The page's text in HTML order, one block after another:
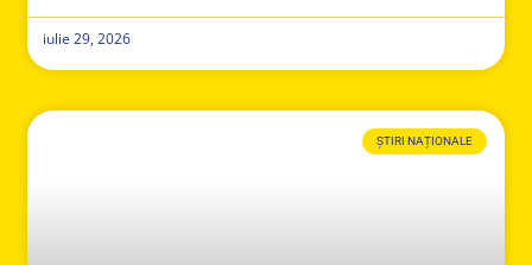
iulie 29, 2026
ȘTIRI NAȚIONALE